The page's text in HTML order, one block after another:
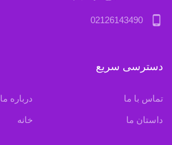
phone_android
02126143490
دسترسی سریع
تماس با ما درباره ما
داستان ما خانه